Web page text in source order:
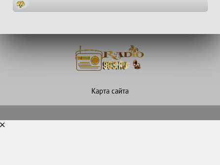
Карта сайта